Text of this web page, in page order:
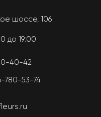
шоссе, 106
до 19:00
40-42
780-53-74